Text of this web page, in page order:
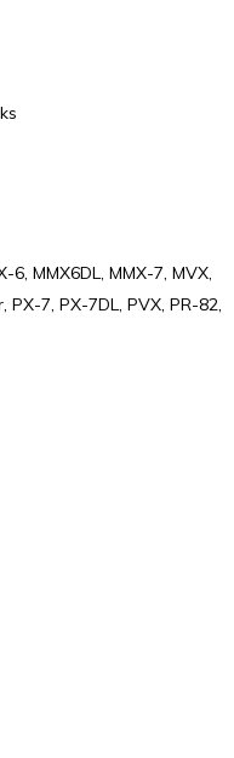
6, MMX6DL, MMX-7, MVX,
PX-7, PX-7DL, PVX, PR-82,